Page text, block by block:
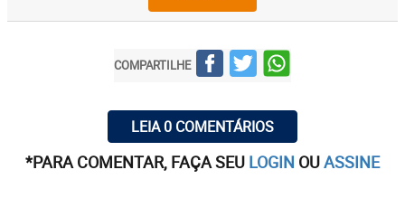
COMPARTILHE
LEIA 0 COMENTÁRIOS
*PARA COMENTAR, FAÇA SEU LOGIN OUASSINE